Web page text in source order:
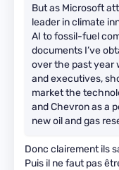
But as Microsoft
leader in climate
AI to fossil-fuel
documents I’ve
over the past year
and executives,
market the
and Chevron as a
new oil and gas
Donc clairement ils
Puis il ne faut pas